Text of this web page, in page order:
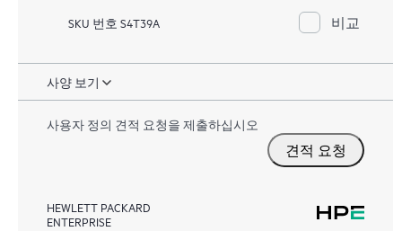
SKU 번호 S4T39A 비교
사양 보기
사용자 정의 견적 요청을 제출하십시오
견적 요청
HEWLETT PACKARD
ENTERPRISE